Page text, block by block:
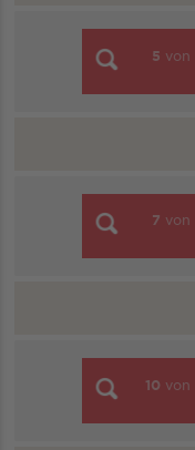
5 von
7 von
10 von